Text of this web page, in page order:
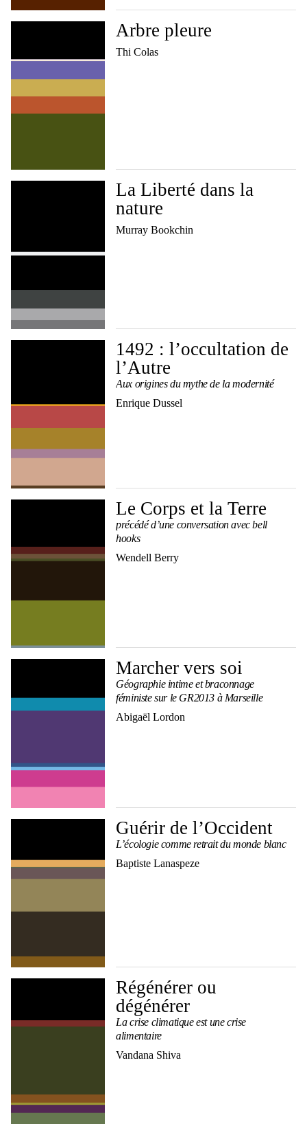
Arbre pleure
Thi Colas
La Liberté dans la
nature
Murray Bookchin
1492 : l’occultation de
l’Autre
Aux origines du mythe de la modernité
Enrique Dussel
Le Corps et la Terre
précédé d’une conversation avec bell
hooks
Wendell Berry
Marcher vers soi
Géographie intime et braconnage
féministe sur le GR2013 à Marseille
Abigaël Lordon
Guérir de l’Occident
L’écologie comme retrait du monde blanc
Baptiste Lanaspeze
Régénérer ou
dégénérer
La crise climatique est une crise
alimentaire
Vandana Shiva